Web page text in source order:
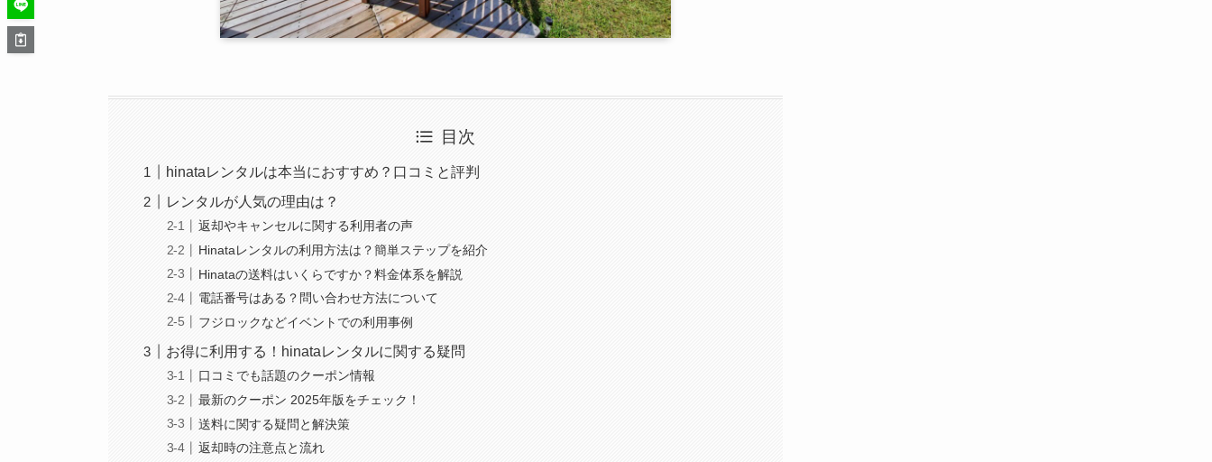
目次
hinataレンタルは本当におすすめ？口コミと評判
レンタルが人気の理由は？
返却やキャンセルに関する利用者の声
Hinataレンタルの利用方法は？簡単ステップを紹介
Hinataの送料はいくらですか？料金体系を解説
電話番号はある？問い合わせ方法について
フジロックなどイベントでの利用事例
お得に利用する！hinataレンタルに関する疑問
口コミでも話題のクーポン情報
最新のクーポン 2025年版をチェック！
送料に関する疑問と解決策
返却時の注意点と流れ